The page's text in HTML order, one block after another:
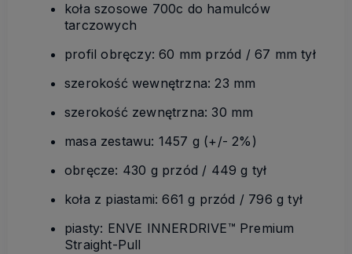
koła szosowe 700c do hamulców
tarczowych
profil obręczy: 60 mm przód / 67 mm tył
szerokość wewnętrzna: 23 mm
szerokość zewnętrzna: 30 mm
masa zestawu: 1457 g (+/- 2%)
obręcze: 430 g przód / 449 g tył
koła z piastami: 661 g przód / 796 g tył
piasty: ENVE INNERDRIVE™ Premium
Straight-Pull